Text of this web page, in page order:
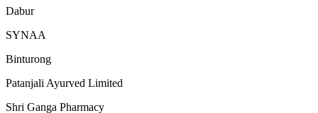
Dabur
SYNAA
Binturong
Patanjali Ayurved Limited
Shri Ganga Pharmacy